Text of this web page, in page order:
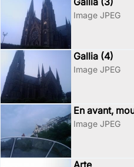
Image JPEG
Gallia (4)
Image JPEG
En avant,
Image JPEG
Arte